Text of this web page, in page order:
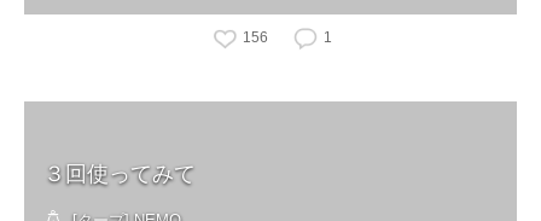
156 1
３回使ってみて